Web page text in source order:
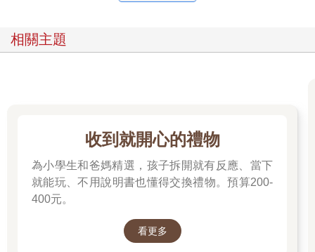
相關主題
收到就開心的禮物
為小學生和爸媽精選，孩子拆開就有反應、當下
就能玩、不用說明書也懂得交換禮物。預算200-
400元。
看更多